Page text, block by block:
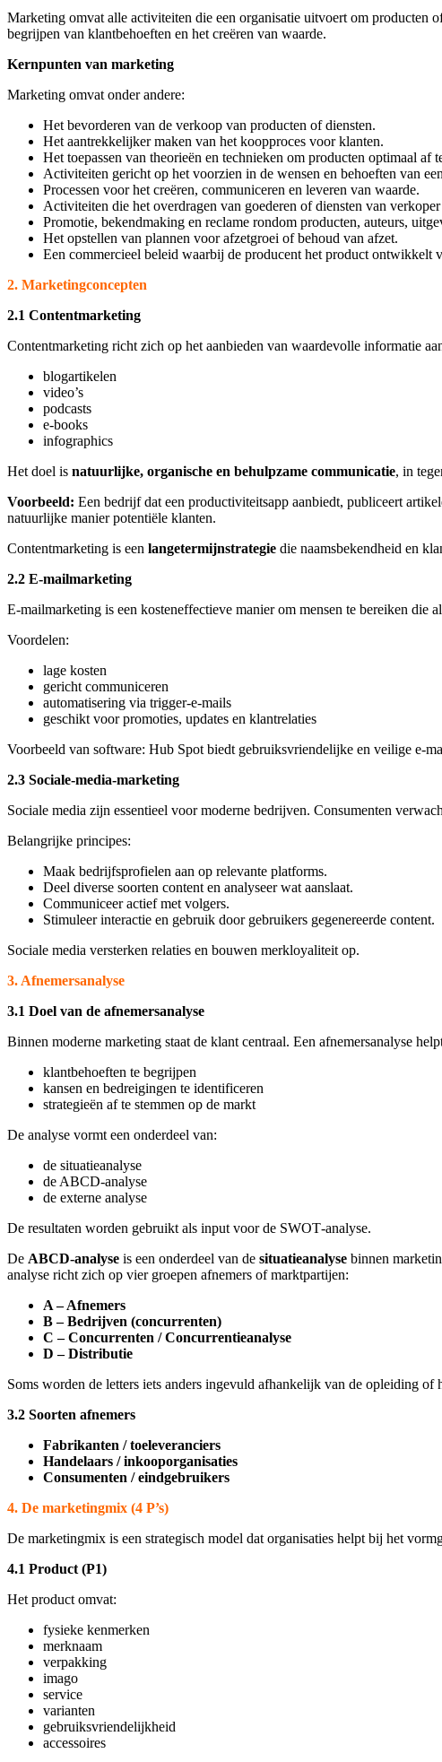
Marketing omvat alle activiteiten die een organisatie uitvoert om producten
begrijpen van klantbehoeften en het creëren van waarde.
Kernpunten van marketing
Marketing omvat onder andere:
Het bevorderen van de verkoop van producten of diensten.
Het aantrekkelijker maken van het koopproces voor klanten.
Het toepassen van theorieën en technieken om producten optimaal af
Activiteiten gericht op het voorzien in de wensen en behoeften van
Processen voor het creëren, communiceren en leveren van waarde.
Activiteiten die het overdragen van goederen of diensten van
Promotie, bekendmaking en reclame rondom producten, auteurs,
Het opstellen van plannen voor afzetgroei of behoud van afzet.
Een commercieel beleid waarbij de producent het product ontwikkelt
2. Marketingconcepten
2.1 Contentmarketing
Contentmarketing richt zich op het aanbieden van waardevolle informatie
blogartikelen
video’s
podcasts
e‑books
infographics
Het doel is natuurlijke, organische en behulpzame communicatie, in
Voorbeeld: Een bedrijf dat een productiviteitsapp aanbiedt, publiceert
natuurlijke manier potentiële klanten.
Contentmarketing is een langetermijnstrategie die naamsbekendheid en
2.2 E‑mailmarketing
E‑mailmarketing is een kosteneffectieve manier om mensen te bereiken die
Voordelen:
lage kosten
gericht communiceren
automatisering via trigger‑e‑mails
geschikt voor promoties, updates en klantrelaties
Voorbeeld van software: Hub Spot biedt gebruiksvriendelijke en veilige
2.3 Sociale‑media‑marketing
Sociale media zijn essentieel voor moderne bedrijven. Consumenten
Belangrijke principes:
Maak bedrijfsprofielen aan op relevante platforms.
Deel diverse soorten content en analyseer wat aanslaat.
Communiceer actief met volgers.
Stimuleer interactie en gebruik door gebruikers gegenereerde content.
Sociale media versterken relaties en bouwen merkloyaliteit op.
3. Afnemersanalyse
3.1 Doel van de afnemersanalyse
Binnen moderne marketing staat de klant centraal. Een afnemersanalyse
klantbehoeften te begrijpen
kansen en bedreigingen te identificeren
strategieën af te stemmen op de markt
De analyse vormt een onderdeel van:
de situatieanalyse
de ABCD‑analyse
de externe analyse
De resultaten worden gebruikt als input voor de SWOT‑analyse.
De ABCD‑analyse is een onderdeel van de situatieanalyse binnen
analyse richt zich op vier groepen afnemers of marktpartijen:
A – Afnemers
B – Bedrijven (concurrenten)
C – Concurrenten / Concurrentieanalyse
D – Distributie
Soms worden de letters iets anders ingevuld afhankelijk van de opleiding
3.2 Soorten afnemers
Fabrikanten / toeleveranciers
Handelaars / inkooporganisaties
Consumenten / eindgebruikers
4. De marketingmix (4 P’s)
De marketingmix is een strategisch model dat organisaties helpt bij het
4.1 Product (P1)
Het product omvat:
fysieke kenmerken
merknaam
verpakking
imago
service
varianten
gebruiksvriendelijkheid
accessoires